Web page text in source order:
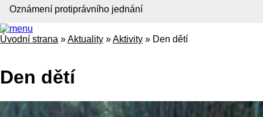
Oznámení protiprávního jednání
Úvodní strana »Aktuality »Aktivity » Den dětí
Den dětí